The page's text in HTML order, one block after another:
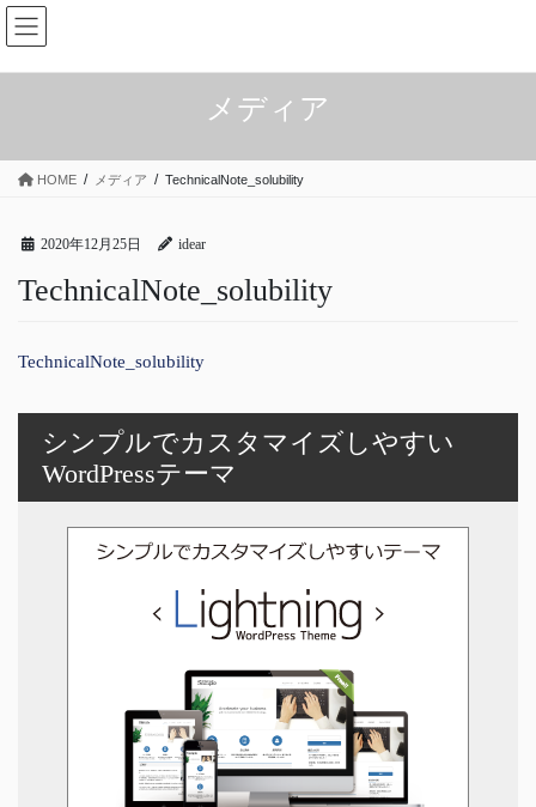
コ
ン
ス
ナ
ビ
ン
メディア
HOME メディア TechnicalNote_solubility
2020年12月25日 idear
TechnicalNote_solubility
TechnicalNote_solubility
シンプルでカスタマイズしやすい
WordPressテーマ